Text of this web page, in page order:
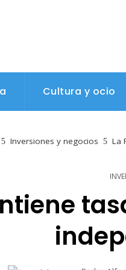
Cultura y ocio
Inversiones y negocios La